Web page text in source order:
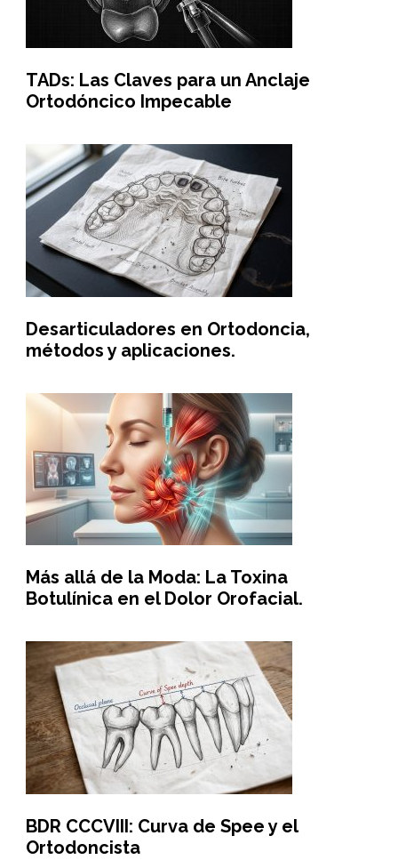
TADs: Las Claves para un Anclaje
Ortodóncico Impecable
Desarticuladores en Ortodoncia,
métodos y aplicaciones.
Más allá de la Moda: La Toxina
Botulínica en el Dolor Orofacial.
BDR CCCVIII: Curva de Spee y el
Ortodoncista